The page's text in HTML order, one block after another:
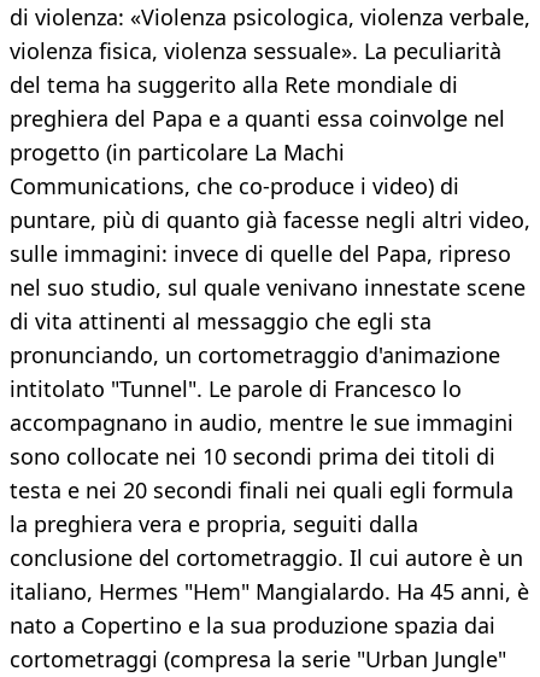
di violenza: «Violenza psicologica, violenza verbale,
violenza fisica, violenza sessuale». La peculiarità
del tema ha suggerito alla Rete mondiale di
preghiera del Papa e a quanti essa coinvolge nel
progetto (in particolare La Machi
Communications, che co-produce i video) di
puntare, più di quanto già facesse negli altri video,
sulle immagini: invece di quelle del Papa, ripreso
nel suo studio, sul quale venivano innestate scene
di vita attinenti al messaggio che egli sta
pronunciando, un cortometraggio d'animazione
intitolato "Tunnel". Le parole di Francesco lo
accompagnano in audio, mentre le sue immagini
sono collocate nei 10 secondi prima dei titoli di
testa e nei 20 secondi finali nei quali egli formula
la preghiera vera e propria, seguiti dalla
conclusione del cortometraggio. Il cui autore è un
italiano, Hermes "Hem" Mangialardo. Ha 45 anni, è
nato a Copertino e la sua produzione spazia dai
cortometraggi (compresa la serie "Urban Jungle"